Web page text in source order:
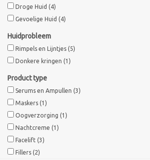
Droge Huid (4)
Gevoelige Huid (4)
Huidprobleem
Rimpels en Lijntjes (5)
Donkere kringen (1)
Product type
Serums en Ampullen (3)
Maskers (1)
Oogverzorging (1)
Nachtcreme (1)
Facelift (3)
Fillers (2)